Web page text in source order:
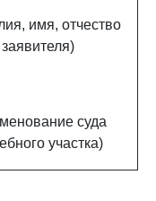
имя, отчество
заявителя)
суда
участка)